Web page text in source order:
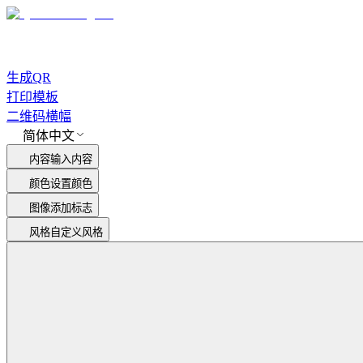
生成QR
打印模板
二维码横幅
简体中文
内容输入内容
颜色设置颜色
图像添加标志
风格 自定义风格